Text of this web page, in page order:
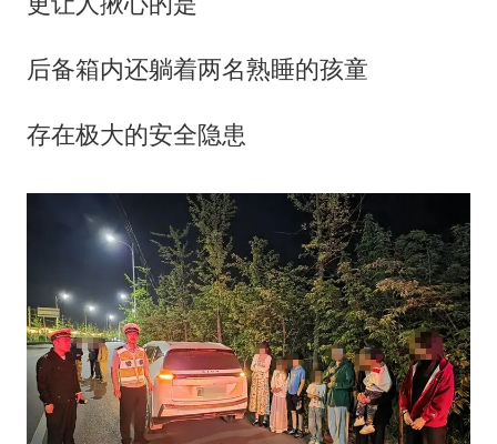
后备箱内还躺着两名熟睡的孩童
存在极大的安全隐患